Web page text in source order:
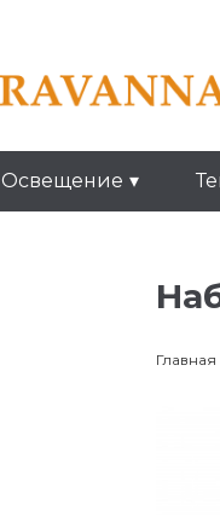
Освещение
Главная